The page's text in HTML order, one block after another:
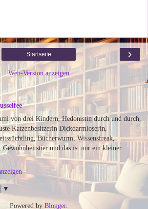
›
Startseite
Web-Version anzeigen
von drei Kindern, Hedonistin durch und durch,
Katzenbesitzerin Dickdarmloserin,
Bücherwurm, Wissensfreak,
Gewohnheitstier und das ist nur ein kleiner
▼
Powered by Blogger.